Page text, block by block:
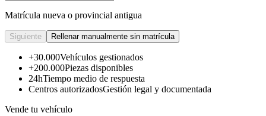
Matrícula nueva o provincial antigua
Siguiente Rellenar manualmente sin matrícula
+30.000Vehículos gestionados
+200.000Piezas disponibles
24hTiempo medio de respuesta
Centros autorizadosGestión legal y documentada
Vende tu vehículo